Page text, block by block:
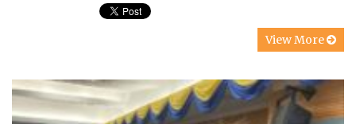
View More